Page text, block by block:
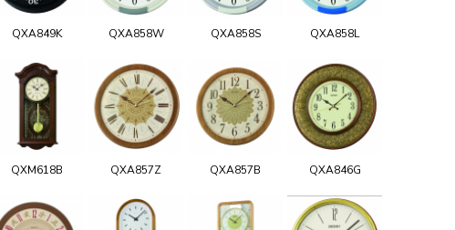
QXA849K QXA858W QXA858S QXA858L
QXM618B QXA857Z QXA857B QXA846G